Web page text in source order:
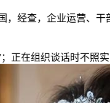
查，企业运营、干
在组织谈话时不照